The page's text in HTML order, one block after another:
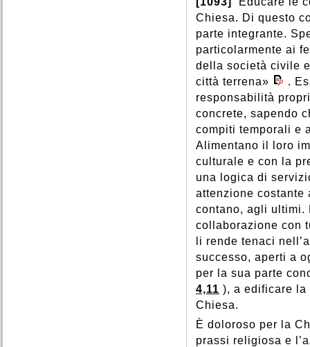
Chiesa. Di questo
parte integrante.
particolarmente ai
della società civile
città terrena»
.
responsabilità
concrete, sapendo
compiti temporali e
Alimentano il loro
culturale e con la
una logica di
attenzione costante
contano, agli
collaborazione con
li rende tenaci
successo, aperti a
per la sua parte
4,11 ), a edificare la
Chiesa.
È doloroso per la
prassi religiosa e